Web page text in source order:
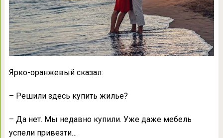
Ярко-оранжевый сказал:
– Решили здесь купить жилье?
– Да нет. Мы недавно купили. Уже даже мебель
успели привезти…